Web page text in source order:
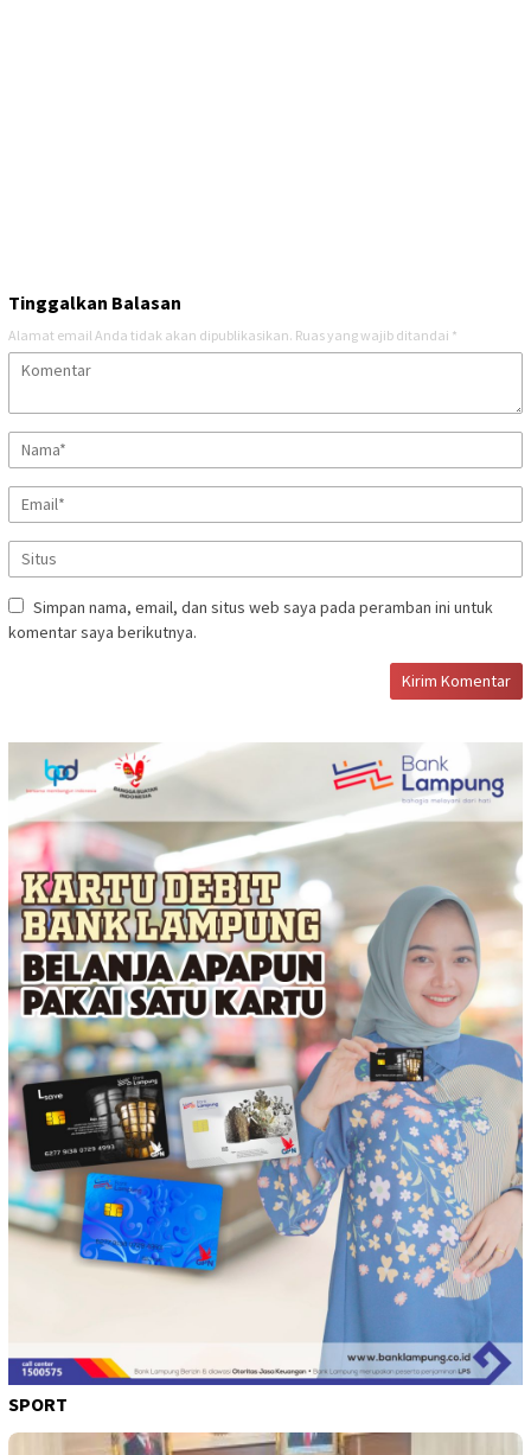
Tinggalkan Balasan
Alamat email Anda tidak akan dipublikasikan. Ruas yang wajib ditandai *
Simpan nama, email, dan situs web saya pada peramban ini untuk
komentar saya berikutnya.
SPORT